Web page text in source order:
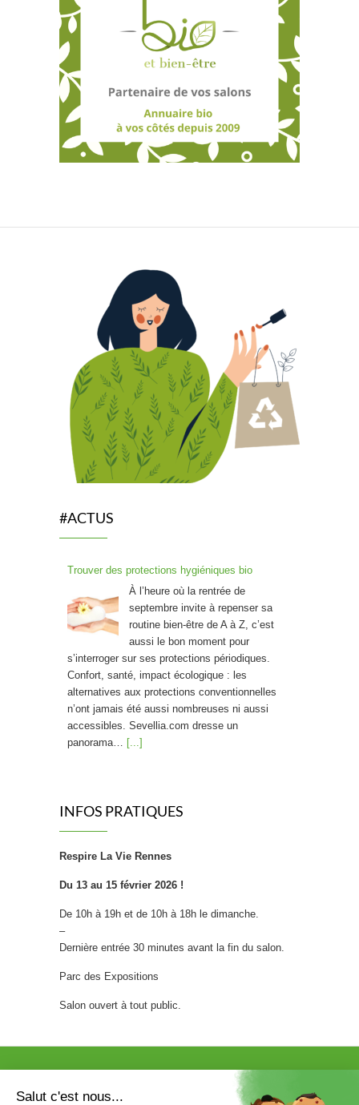
#ACTUS
Trouver des protections hygiéniques bio
À l’heure où la rentrée de
septembre invite à repenser sa
routine bien-être de A à Z, c’est
aussi le bon moment pour
s’interroger sur ses protections périodiques.
Confort, santé, impact écologique : les
alternatives aux protections conventionnelles
n’ont jamais été aussi nombreuses ni aussi
accessibles. Sevellia.com dresse un
panorama… [...]
Craquer pour un bonbon sans
celui du sucre blanc raffiné : c’est
la promesse d’une nouvelle génération de
qui font grincer des dents les nutritionnistes.
transforme… [...]
l’environnement. Aujourd’hui, nous
mettons en lumière les meubles Stooly, une
marque française audacieuse qui révolutionne
INFOS PRATIQUES
Respire La Vie Rennes
Du 13 au 15 février 2026 !
De 10h à 19h et de 10h à 18h le dimanche.
–
Dernière entrée 30 minutes avant la fin du salon.
Parc des Expositions
Salon ouvert à tout public.